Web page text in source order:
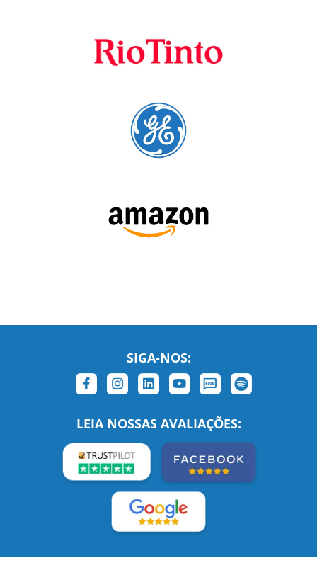
SIGA-NOS:
LEIA NOSSAS AVALIAÇÕES: